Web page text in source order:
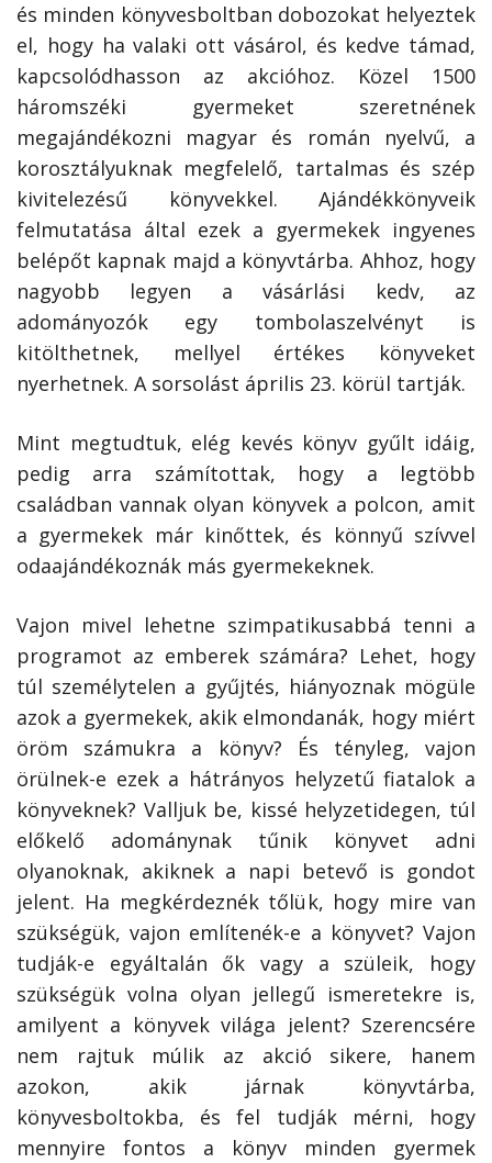
és minden könyvesboltban dobozokat helyeztek
el, hogy ha valaki ott vásárol, és kedve támad,
kapcsolódhasson az akcióhoz. Közel 1500
háromszéki gyermeket szeretnének
megajándékozni magyar és román nyelvű, a
korosztályuknak megfelelő, tartalmas és szép
kivitelezésű könyvekkel. Ajándékkönyveik
felmutatása által ezek a gyermekek ingyenes
belépőt kapnak majd a könyvtárba. Ahhoz, hogy
nagyobb legyen a vásárlási kedv, az
adományozók egy tombolaszelvényt is
kitölthetnek, mellyel értékes könyveket
nyerhetnek. A sorsolást április 23. körül tartják.
Mint megtudtuk, elég kevés könyv gyűlt idáig,
pedig arra számítottak, hogy a legtöbb
családban vannak olyan könyvek a polcon, amit
a gyermekek már kinőttek, és könnyű szívvel
odaajándékoznák más gyermekeknek.
Vajon mivel lehetne szimpatikusabbá tenni a
programot az emberek számára? Lehet, hogy
túl személytelen a gyűjtés, hiányoznak mögüle
azok a gyermekek, akik elmondanák, hogy miért
öröm számukra a könyv? És tényleg, vajon
örülnek-e ezek a hátrányos helyzetű fiatalok a
könyveknek? Valljuk be, kissé helyzetidegen, túl
előkelő adománynak tűnik könyvet adni
olyanoknak, akiknek a napi betevő is gondot
jelent. Ha megkérdeznék tőlük, hogy mire van
szükségük, vajon említenék-e a könyvet? Vajon
tudják-e egyáltalán ők vagy a szüleik, hogy
szükségük volna olyan jellegű ismeretekre is,
amilyent a könyvek világa jelent? Szerencsére
nem rajtuk múlik az akció sikere, hanem
azokon, akik járnak könyvtárba,
könyvesboltokba, és fel tudják mérni, hogy
mennyire fontos a könyv minden gyermek